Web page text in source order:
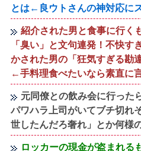
とは←良ウトさんの神対応に
紹介された男と食事に行く
「臭い」と文句連発！不快す
かされた男の「狂気すぎる勘
←手料理食べたいなら素直に
元同僚との飲み会に行った
パワハラ上司がいてブチ切れ
世したんだろ奢れ」とか何様
ロッカーの現金が盗まれる